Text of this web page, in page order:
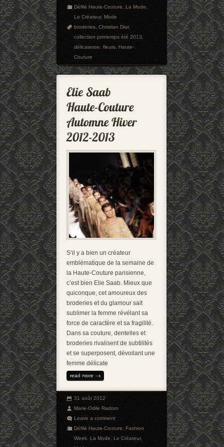
Défilé Haute-Couture,La Mode,
Le Créateur,Mode
broderies,Christian Dior,
collection printemps été 2013,
délicatesse,fleurs,Haute-
Couture
S’il y a bien un créateur
emblématique de la semaine de
la Haute-Couture parisienne,
c’est bien Elie Saab. Mieux que
quiconque, cet amoureux des
broderies et du glamour sait
sublimer la femme révélant sa
force de caractère et sa fragilité.
Dans sa couture, dentelles et
broderies rivalisent de subtilités
et se superposent, dévoilant une
femme délicate
read more
31 août 2012
Marie-Odile Radom
Leave a comment
Défilé Haute-Couture,Fashion
Week,La Mode,Le Créateur,